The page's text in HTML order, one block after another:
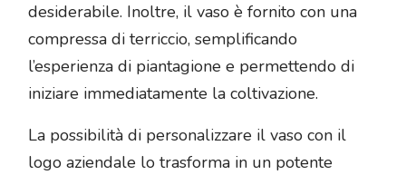
desiderabile. Inoltre, il vaso è fornito con una
compressa di terriccio, semplificando
l’esperienza di piantagione e permettendo di
iniziare immediatamente la coltivazione.
La possibilità di personalizzare il vaso con il
logo aziendale lo trasforma in un potente